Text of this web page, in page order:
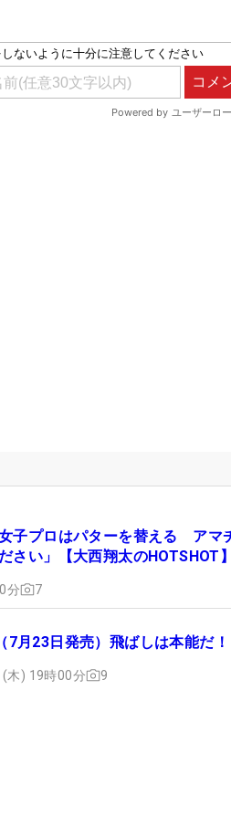
子プロはパターを替える アマ
さい」【大西翔太のHOTSHOT】
分 7
7月23日発売）飛ばしは本能だ！
木) 19時00分 9